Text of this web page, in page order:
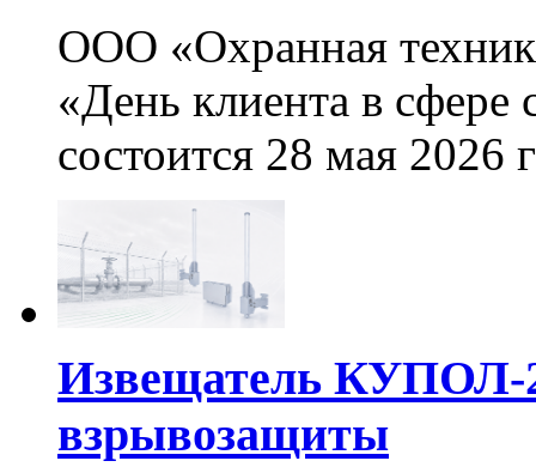
ООО «Охранная
«День клиента в сфере
состоится 28 мая 2026
Извещатель КУПОЛ-
взрывозащиты